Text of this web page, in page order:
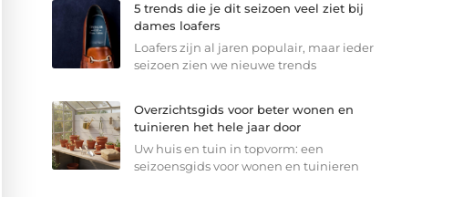
5 trends die je dit seizoen veel ziet bij
dames loafers
Loafers zijn al jaren populair, maar ieder
seizoen zien we nieuwe trends
Overzichtsgids voor beter wonen en
tuinieren het hele jaar door
Uw huis en tuin in topvorm: een
seizoensgids voor wonen en tuinieren